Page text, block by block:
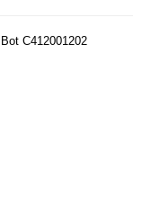
C412001202